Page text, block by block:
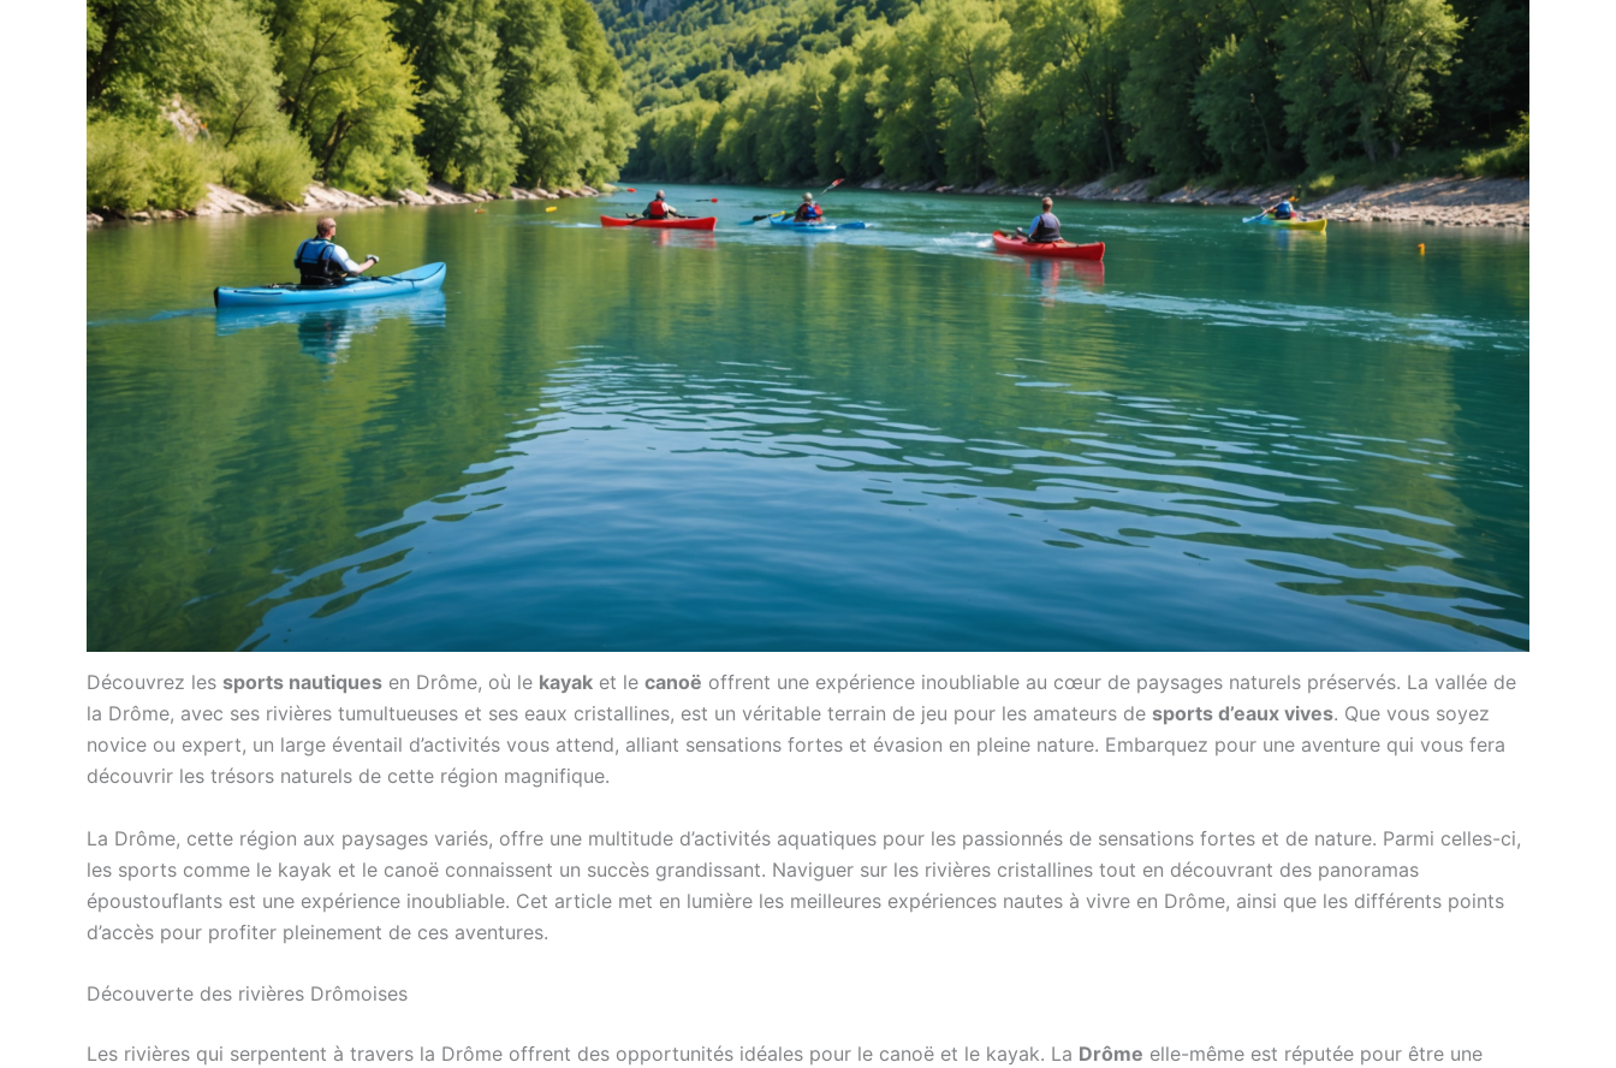
Découvrez les sports nautiques en Drôme, où le kayak et le canoë offrent une expérience inoubliable au cœur de paysages naturels préservés. La vallée de
la Drôme, avec ses rivières tumultueuses et ses eaux cristallines, est un véritable terrain de jeu pour les amateurs de sports d’eaux vives. Que vous soyez
novice ou expert, un large éventail d’activités vous attend, alliant sensations fortes et évasion en pleine nature. Embarquez pour une aventure qui vous fera
découvrir les trésors naturels de cette région magnifique.
La Drôme, cette région aux paysages variés, offre une multitude d’activités aquatiques pour les passionnés de sensations fortes et de nature. Parmi celles-ci,
les sports comme le kayak et le canoë connaissent un succès grandissant. Naviguer sur les rivières cristallines tout en découvrant des panoramas
époustouflants est une expérience inoubliable. Cet article met en lumière les meilleures expériences nautes à vivre en Drôme, ainsi que les différents points
d’accès pour profiter pleinement de ces aventures.
Découverte des rivières Drômoises
Les rivières qui serpentent à travers la Drôme offrent des opportunités idéales pour le canoë et le kayak. La Drôme elle-même est réputée pour être une